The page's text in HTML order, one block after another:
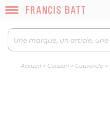
Accueil> Cuisson> Couvercle >